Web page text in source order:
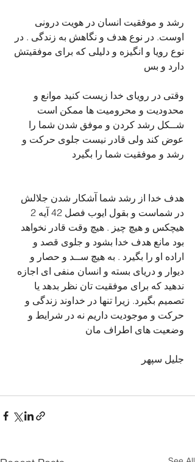
رشد و موفقیت انسان در هویت درونی
اوست. در نوع هدف و نگاهش به زندگی . در
نوع رویا و انگیزه و دلیلی که برای موفقیتش
دارد و بس
وقتی در رویای خدا زیست کنید موانع و
محدودیت و محرومیت ها ممکن است
شــکل رشد کردن و موفق شدن شما را
عوض کند ولی قادر نیست جلوی حرکت و
رشد و موفقیت شما را بگیرد
هدف خدا از رشد شما آشکار شدن جلالش
هیچکس و هیچ چیز . هیچ وقت قادر نخواهد
بود مانع هدف خدا بشود و جلوی قصد و
اراده او را بگیرد . به هیچ ســد و حصار و
دیوار و دریای بسته و انسان منفی ای اجازه
ندهید که برای موفقیت تان نظر بدهد یا
تصمیم بگیرد. زیرا تنها در خداوند زندگی و
حرکت و موجودیت داریم نه در شرایط و
وضعیت های اطراف مان
جلیل سپهر